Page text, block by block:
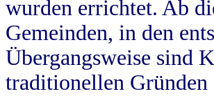
wurden errichtet. Ab
Gemeinden, in den
Übergangsweise sind
traditionellen